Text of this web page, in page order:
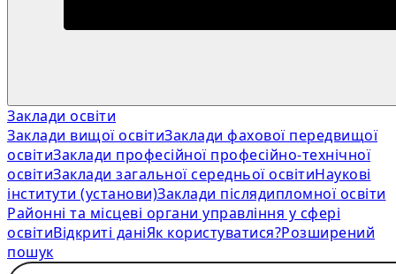
Заклади освіти
Заклади вищої освітиЗаклади фахової передвищої
освітиЗаклади професійної професійно-технічної
освітиЗаклади загальної середньої освітиНаукові
інститути (установи)Заклади післядипломної освіти
Районні та місцеві органи управління у сфері
освітиВідкриті даніЯк користуватися?Розширений
пошук